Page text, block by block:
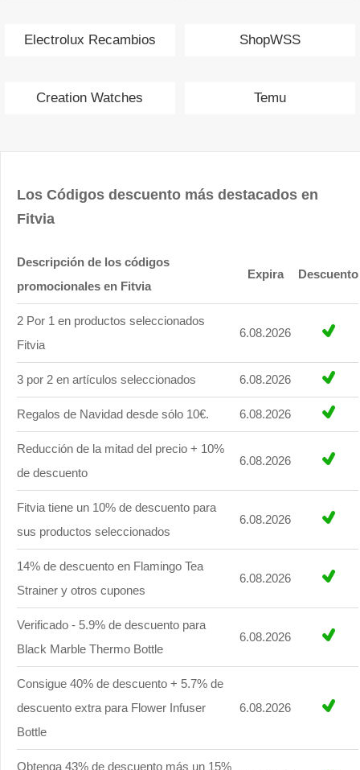
Electrolux Recambios ShopWSS
Creation Watches Temu
Los Códigos descuento más destacados en
Fitvia
Descripción de los códigos
promocionales en Fitvia
Expira Descuento
2 Por 1 en productos seleccionados
Fitvia
6.08.2026
3 por 2 en artículos seleccionados 6.08.2026
Regalos de Navidad desde sólo 10€. 6.08.2026
Reducción de la mitad del precio + 10%
de descuento
6.08.2026
Fitvia tiene un 10% de descuento para
sus productos seleccionados
6.08.2026
14% de descuento en Flamingo Tea
Strainer y otros cupones
6.08.2026
Verificado - 5.9% de descuento para
Black Marble Thermo Bottle
6.08.2026
Consigue 40% de descuento + 5.7% de
descuento extra para Flower Infuser
Bottle
6.08.2026
Obtenga 43% de descuento más un 15%